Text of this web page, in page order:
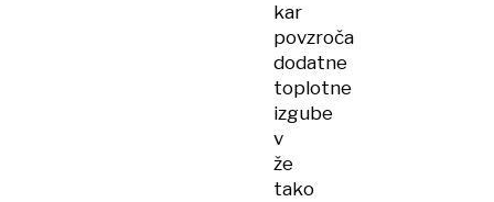
kar
povzroča
dodatne
toplotne
izgube
v
že
tako